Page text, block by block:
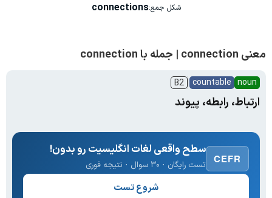
شکل جمع:connections
معنی connection | جمله با connection
noun
countable
B2
ارتباط، رابطه، پیوند
CEFR
سطح واقعی لغات انگلیسیت رو بدون!
تست رایگان · ۳۰ سوال · نتیجه فوری
شروع تست